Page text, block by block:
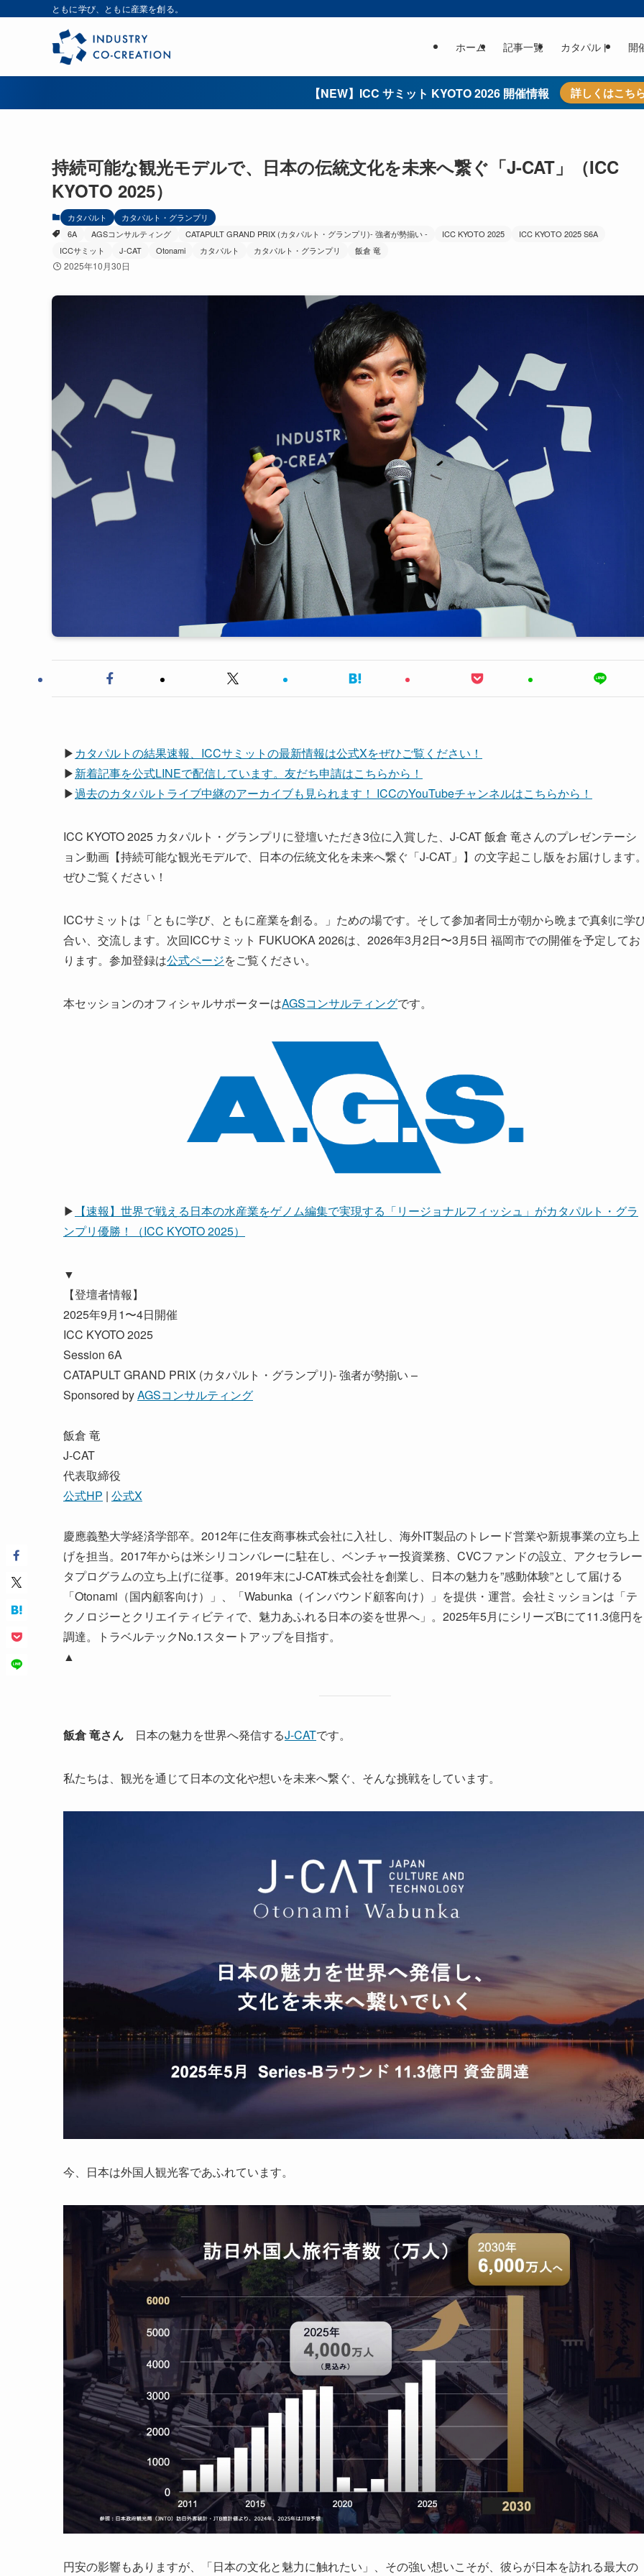
ともに学び、ともに産業を創る。
ホーム 記事一覧 カタパルト 開
【NEW】ICC サミット KYOTO 2026 開催情報 詳しくはこち
持続可能な観光モデルで、日本の伝統文化を未来へ繋ぐ「J-CAT」（ICC
KYOTO 2025）
カタパルト
カタパルト・グランプリ
6A
AGSコンサルティング CATAPULT GRAND PRIX (カタパルト・グランプリ)- 強者が勢揃い - ICC KYOTO 2025
ICC KYOTO 2025 S6A
ICCサミット
J-CAT Otonami カタパルト カタパルト・グランプリ 飯倉 竜
2025年10月30日
▶ カタパルトの結果速報、ICCサミットの最新情報は公式Xをぜひご覧ください！
▶新着記事を公式LINEで配信しています。友だち申請はこちらから！
▶過去のカタパルトライブ中継のアーカイブも見られます！ ICCのYouTubeチャンネルはこちらから！
ICC KYOTO 2025 カタパルト・グランプリに登壇いただき3位に入賞した、J-CAT 飯倉 竜さんのプレゼンテーシ
ョン動画【持続可能な観光モデルで、日本の伝統文化を未来へ繋ぐ「J-CAT」】の文字起こし版をお届けします
ぜひご覧ください！
ICCサミットは「ともに学び、ともに産業を創る。」ための場です。そして参加者同士が朝から晩まで真剣に学
合い、交流します。次回ICCサミット FUKUOKA 2026は、2026年3月2日〜3月5日 福岡市での開催を予定してお
ります。参加登録は公式ページをご覧ください。
本セッションのオフィシャルサポーターはAGSコンサルティングです。
▶ 【速報】世界で戦える日本の水産業をゲノム編集で実現する「リージョナルフィッシュ」がカタパルト・グラ
ンプリ優勝！（ICC KYOTO 2025）
▼
【登壇者情報】
2025年9月1〜4日開催
ICC KYOTO 2025
Session 6A
CATAPULT GRAND PRIX (カタパルト・グランプリ)- 強者が勢揃い –
Sponsored byAGSコンサルティング
飯倉 竜
J-CAT
代表取締役
公式HP | 公式X
慶應義塾大学経済学部卒。2012年に住友商事株式会社に入社し、海外IT製品のトレード営業や新規事業の立ち上
げを担当。2017年からは米シリコンバレーに駐在し、ベンチャー投資業務、CVCファンドの設立、アクセラレー
タプログラムの立ち上げに従事。2019年末にJ-CAT株式会社を創業し、日本の魅力を”感動体験”として届ける
「Otonami（国内顧客向け）」、「Wabunka（インバウンド顧客向け）」を提供・運営。会社ミッションは「テ
クノロジーとクリエイティビティで、魅力あふれる日本の姿を世界へ」。2025年5月にシリーズBにて11.3億円を
調達。トラベルテックNo.1スタートアップを目指す。
▲
飯倉 竜さん 日本の魅力を世界へ発信するJ-CATです。
私たちは、観光を通じて日本の文化や想いを未来へ繋ぐ、そんな挑戦をしています。
今、日本は外国人観光客であふれています。
円安の影響もありますが、「日本の文化と魅力に触れたい」、その強い想いこそが、彼らが日本を訪れる最大の